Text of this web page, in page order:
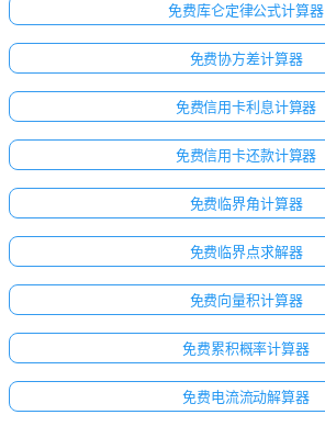
免费库仑定律公式计算器
免费协方差计算器
免费信用卡利息计算器
免费信用卡还款计算器
免费临界角计算器
免费临界点求解器
免费向量积计算器
免费累积概率计算器
免费电流流动解算器